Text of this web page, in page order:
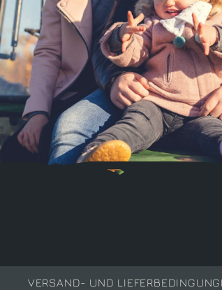
VERSAND- UND